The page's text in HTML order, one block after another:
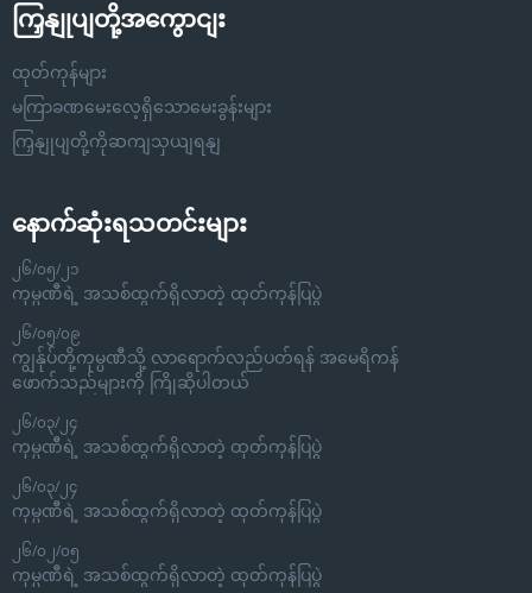
ကြှနျုပျတို့အကွောငျး
ထုတ်ကုန်များ
မကြာခဏမေးလေ့ရှိသောမေးခွန်းများ
ကြှနျုပျတို့ကိုဆကျသှယျရနျ
နောက်ဆုံးရသတင်းများ
၂၆/၀၅/၂၁
ကုမ္ပဏီရဲ့ အသစ်ထွက်ရှိလာတဲ့ ထုတ်ကုန်ပြပွဲ
၂၆/၀၅/၀၉
ကျွန်ုပ်တို့ကုမ္ပဏီသို့ လာရောက်လည်ပတ်ရန် အမေရိကန်
ဖောက်သည်များကို ကြိုဆိုပါတယ်
၂၆/၀၃/၂၄
ကုမ္ပဏီရဲ့ အသစ်ထွက်ရှိလာတဲ့ ထုတ်ကုန်ပြပွဲ
၂၆/၀၃/၂၄
ကုမ္ပဏီရဲ့ အသစ်ထွက်ရှိလာတဲ့ ထုတ်ကုန်ပြပွဲ
၂၆/၀၂/၀၅
ကုမ္ပဏီရဲ့ အသစ်ထွက်ရှိလာတဲ့ ထုတ်ကုန်ပြပွဲ